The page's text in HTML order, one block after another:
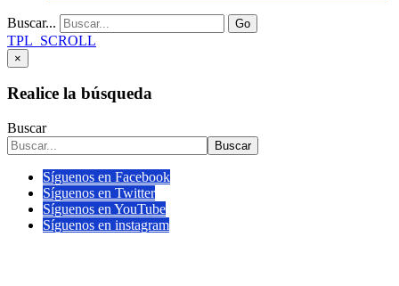
Buscar... Go
TPL_SCROLL
×
Realice la búsqueda
Buscar
Buscar
Síguenos en Facebook
Síguenos en Twitter
Síguenos en YouTube
Síguenos en instagram